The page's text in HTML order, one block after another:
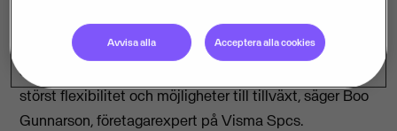
– Det är glädjande att se att allt fler väljer aktiebolag
som bolagsform. Aktiebolagsformen är den som ger
störst flexibilitet och möjligheter till tillväxt, säger Boo
Gunnarson, företagarexpert på Visma Spcs.
Avvisa alla Acceptera alla cookies